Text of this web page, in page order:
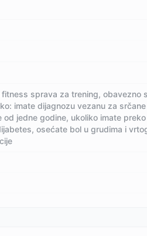
sprava za trening, obavezno
imate dijagnozu vezanu za
jedne godine, ukoliko imate
osećate bol u grudima i